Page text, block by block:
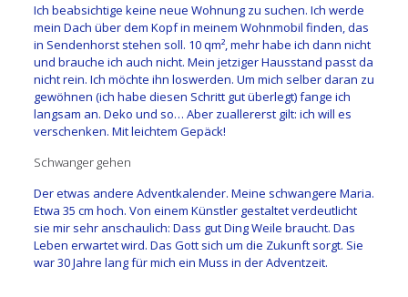
Ich beabsichtige keine neue Wohnung zu suchen. Ich werde
mein Dach über dem Kopf in meinem Wohnmobil finden, das
in Sendenhorst stehen soll. 10 qm², mehr habe ich dann nicht
und brauche ich auch nicht. Mein jetziger Hausstand passt da
nicht rein. Ich möchte ihn loswerden. Um mich selber daran zu
gewöhnen (ich habe diesen Schritt gut überlegt) fange ich
langsam an. Deko und so… Aber zuallererst gilt: ich will es
verschenken. Mit leichtem Gepäck!
Schwanger gehen
Der etwas andere Adventkalender. Meine schwangere Maria.
Etwa 35 cm hoch. Von einem Künstler gestaltet verdeutlicht
sie mir sehr anschaulich: Dass gut Ding Weile braucht. Das
Leben erwartet wird. Das Gott sich um die Zukunft sorgt. Sie
war 30 Jahre lang für mich ein Muss in der Adventzeit.